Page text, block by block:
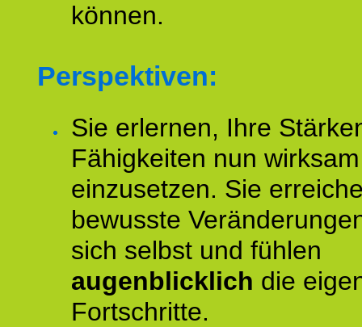
können.
Perspektiven:
Sie erlernen, Ihre
Fähigkeiten nun wirksam
einzusetzen. Sie
bewusste
sich selbst und fühlen
augenblicklich die
Fortschritte.